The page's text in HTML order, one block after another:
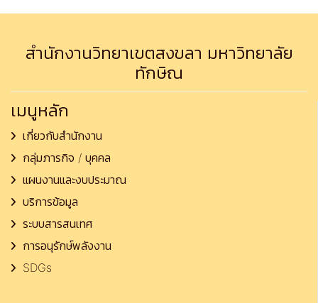
สำนักงานวิทยาเขตสงขลา มหาวิทยาลัย
ทักษิณ
เมนูหลัก
เกี่ยวกับสำนักงาน
กลุ่มภารกิจ / บุคคล
แผนงานและงบประมาณ
บริการข้อมูล
ระบบสารสนเทศ
การอนุรักษ์พลังงาน
SDGs